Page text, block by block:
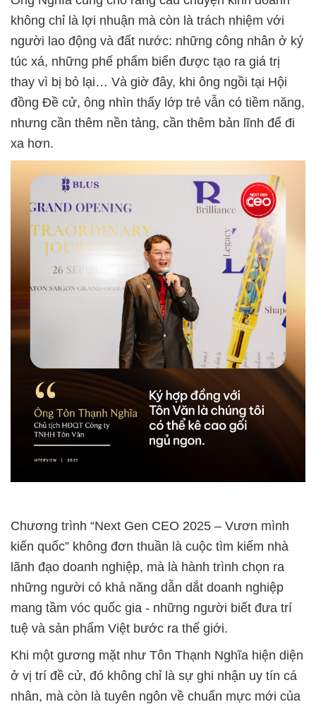
không chỉ là lợi nhuận mà còn là trách nhiệm với
người lao động và đất nước: những công nhân ở ký
túc xá, những phế phẩm biển được tạo ra giá trị
thay vì bị bỏ lại… Và giờ đây, khi ông ngồi tại Hội
đồng Đề cử, ông nhìn thấy lớp trẻ vẫn có tiềm năng,
nhưng cần thêm nền tảng, cần thêm bản lĩnh để đi
xa hơn.
Chương trình “Next Gen CEO 2025 – Vươn mình
kiến quốc” không đơn thuần là cuộc tìm kiếm nhà
lãnh đạo doanh nghiệp, mà là hành trình chọn ra
những người có khả năng dẫn dắt doanh nghiệp
mang tầm vóc quốc gia - những người biết đưa trí
tuệ và sản phẩm Việt bước ra thế giới.
Khi một gương mặt như Tôn Thạnh Nghĩa hiện diện
ở vị trí đề cử, đó không chỉ là sự ghi nhận uy tín cá
nhân, mà còn là tuyên ngôn về chuẩn mực mới của